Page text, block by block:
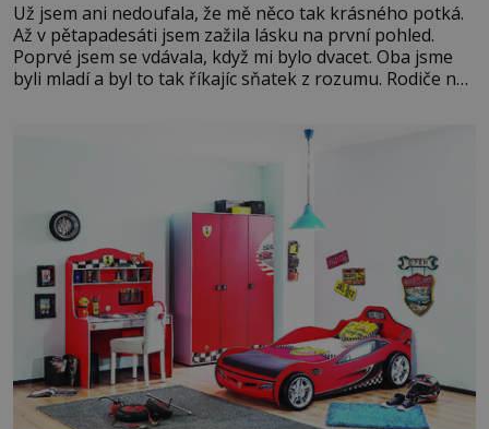
Už jsem ani nedoufala, že mě něco tak krásného potká.
Až v pětapadesáti jsem zažila lásku na první pohled.
Poprvé jsem se vdávala, když mi bylo dvacet. Oba jsme
byli mladí a byl to tak říkajíc sňatek z rozumu. Rodiče nás
Manželství nám oběma moc nesvědčilo, brzy jsme zjistili,